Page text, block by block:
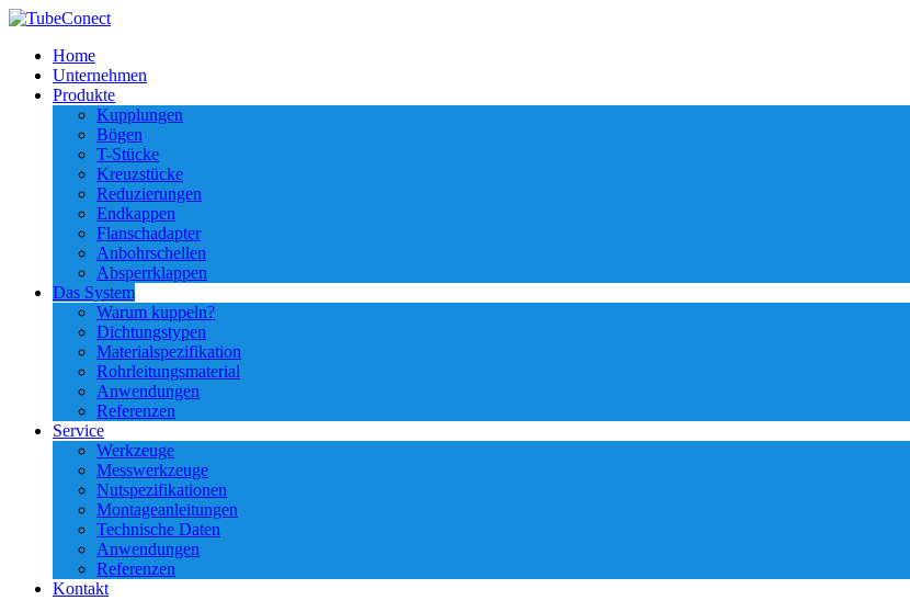
Home
Unternehmen
Produkte
Kupplungen
Bögen
T-Stücke
Kreuzstücke
Reduzierungen
Endkappen
Flanschadapter
Anbohrschellen
Absperrklappen
Das System
Warum kuppeln?
Dichtungstypen
Materialspezifikation
Rohrleitungsmaterial
Anwendungen
Referenzen
Service
Werkzeuge
Messwerkzeuge
Nutspezifikationen
Montageanleitungen
Technische Daten
Anwendungen
Referenzen
Kontakt